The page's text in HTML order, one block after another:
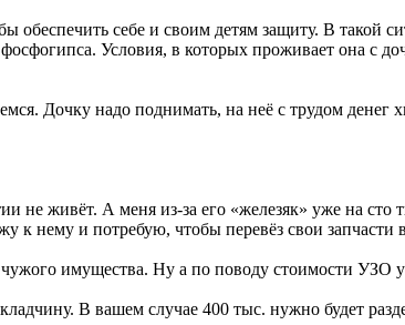
обеспечить себе и своим детям защиту. В такой
Условия, в которых проживает она с
Дочку надо поднимать, на неё с трудом денег
живёт. А меня из-за его «железяк» уже на сто
к нему и потребую, чтобы перевёз свои запчасти
чужого имущества. Ну а по поводу стоимости УЗО
В вашем случае 400 тыс. нужно будет